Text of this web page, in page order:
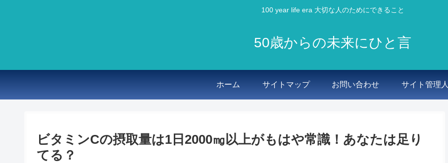
100 year life era 大切な人のためにできること
50歳からの未来にひと言
ホーム サイトマップ お問い合わせ サイト管理人
ビタミンCの摂取量は1日2000㎎以上がもはや常識！あなたは足り
てる？